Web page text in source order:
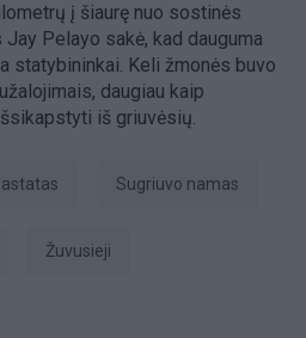
į šiaurę nuo sostinės
Pelayo sakė, kad dauguma
statybininkai. Keli žmonės buvo
daugiau kaip
iš griuvėsių.
sugriuvo namas
žuvusieji